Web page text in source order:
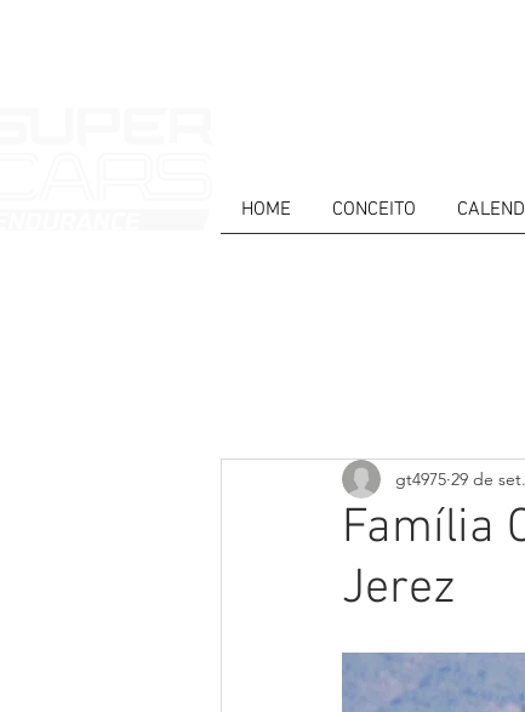
HOME CONCEITO
Família
Jerez
gt4975 29 de